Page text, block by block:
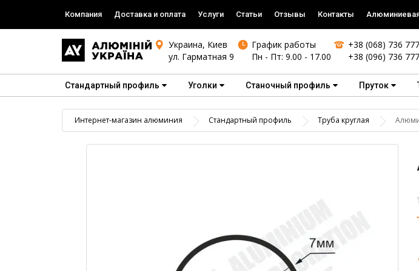
Компания Доставка и оплата Услуги Статьи Отзывы Контакты
Украина, Киев
ул. Гарматная 9
График работы
Пн - Пт: 9.00 - 17.00
+38 (068) 736
+38 (096) 736
Стандартный профиль Уголки Станочный профиль Пруток
Интернет-магазин алюминия Стандартный профиль Труба круглая